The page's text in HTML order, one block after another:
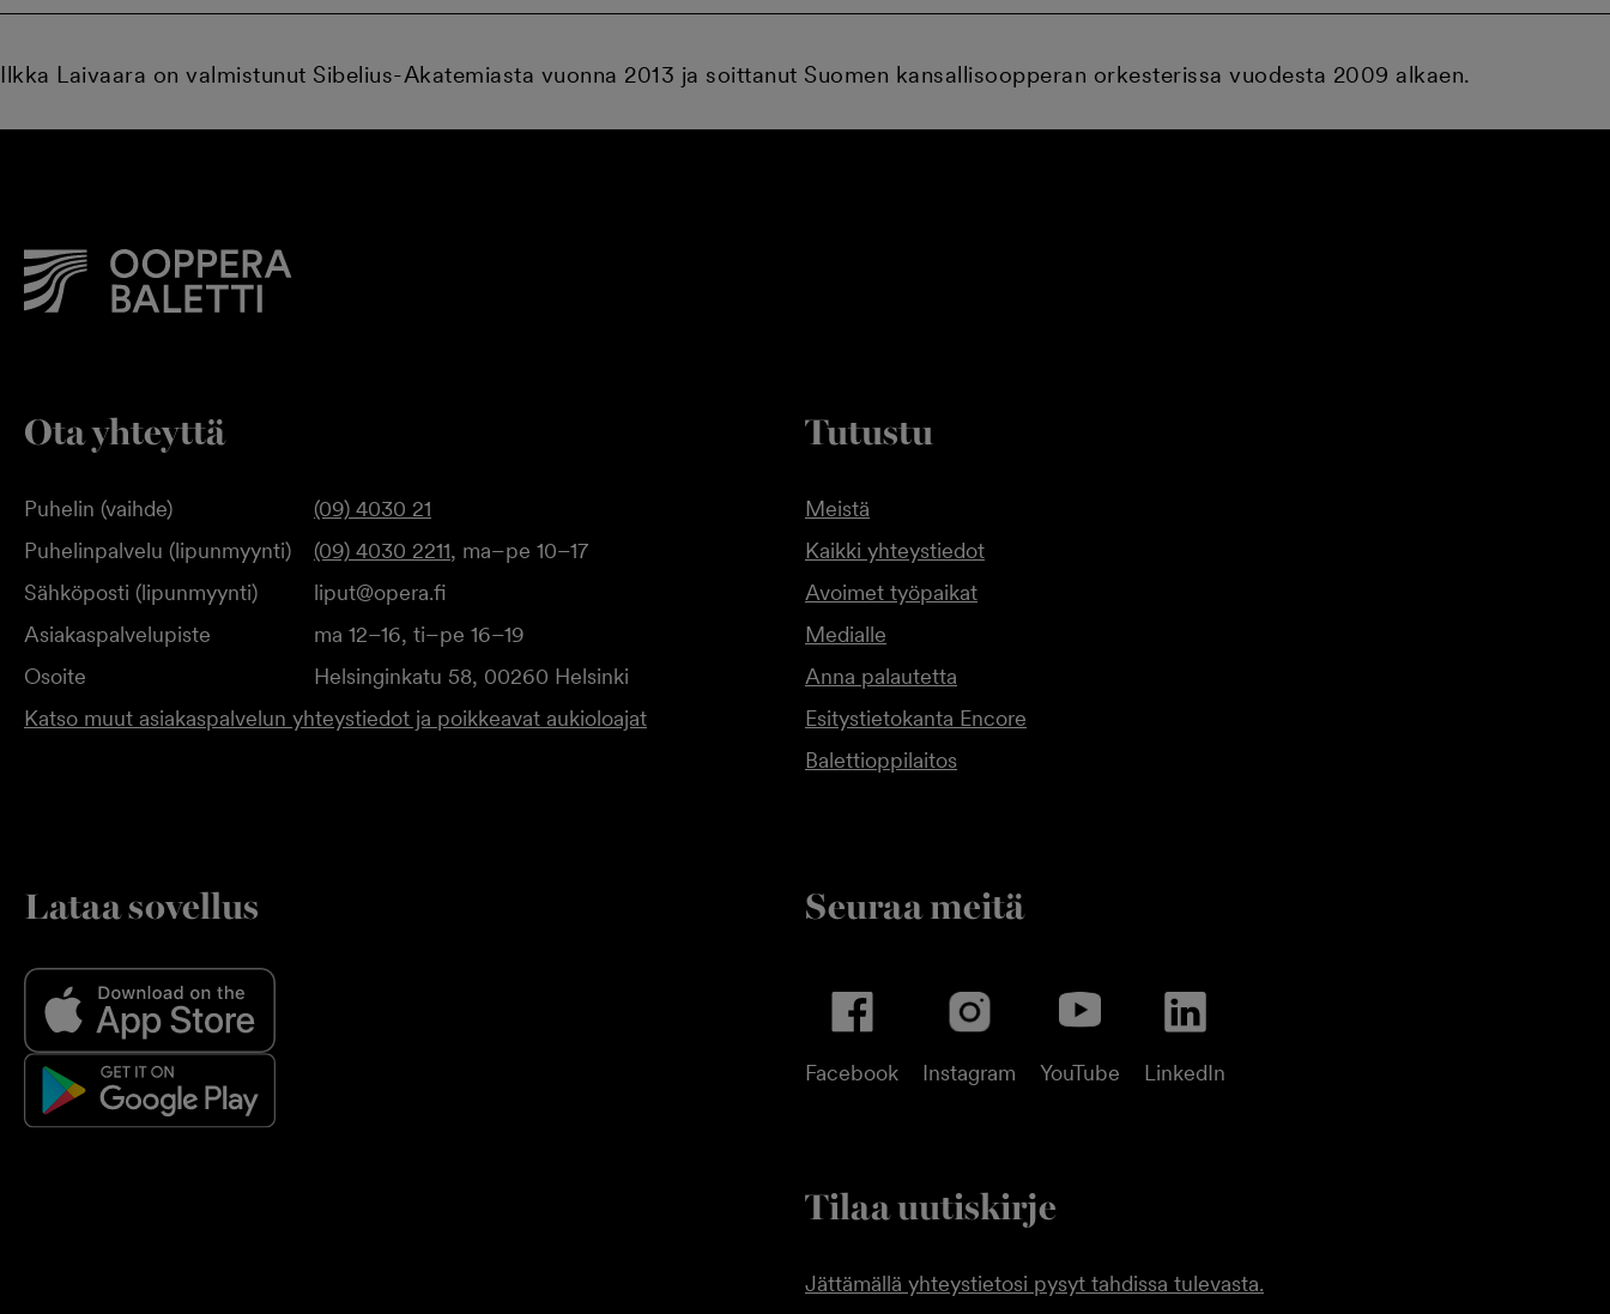
Ilkka Laivaara on valmistunut Sibelius-Akatemiasta vuonna 2013 ja soittanut Suomen kansallisoopperan orkesterissa vuodesta 2009 alkaen.
Ota yhteyttä
Puhelin (vaihde)
(09) 4030 21
Puhelinpalvelu (lipunmyynti)
(09) 4030 2211, ma–pe 10–17
Sähköposti (lipunmyynti)
liput@opera.fi
Asiakaspalvelupiste
ma 12–16, ti–pe 16–19
Osoite
Helsinginkatu 58, 00260 Helsinki
Katso muut asiakaspalvelun yhteystiedot ja poikkeavat aukioloajat
Tutustu
Meistä
Kaikki yhteystiedot
Avoimet työpaikat
Medialle
Anna palautetta
Esitystietokanta Encore
Balettioppilaitos
Lataa sovellus Seuraa meitä
Facebook Instagram YouTube LinkedIn
Tilaa uutiskirje
Jättämällä yhteystietosi pysyt tahdissa tulevasta.